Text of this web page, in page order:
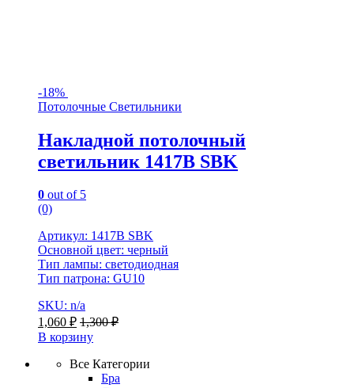
-18%
Потолочные Светильники
Накладной потолочный
светильник 1417B SBK
0 out of 5
(0)
Артикул: 1417B SBK
Основной цвет: черный
Тип лампы: светодиодная
Тип патрона: GU10
SKU: n/a
1,060 ₽ 1,300₽
В корзину
Все Категории
Бра